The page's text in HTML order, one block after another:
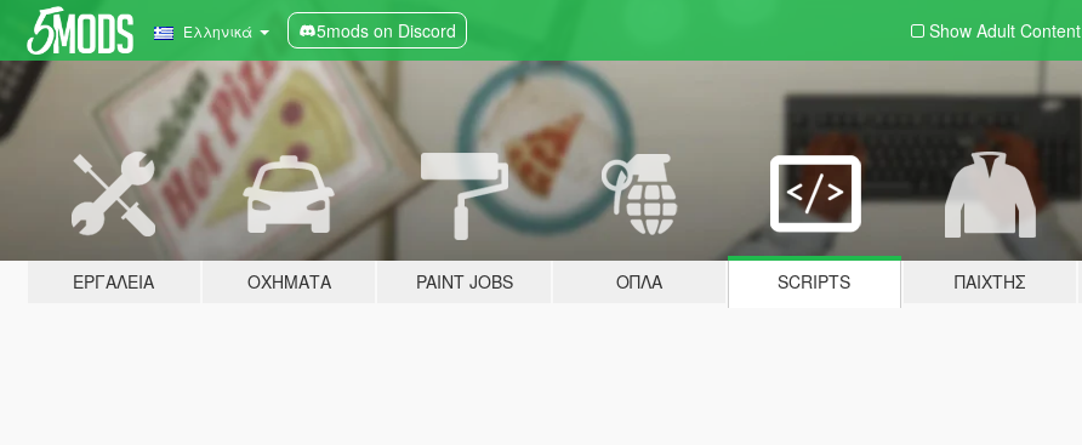
Ελληνικά 5mods on Discord Show Adult Content
ΕΡΓΑΛΕΊΑ ΟΧΉΜΑΤΑ PAINT JOBS ΌΠΛΑ SCRIPTS ΠΑΊΧΤΗΣ